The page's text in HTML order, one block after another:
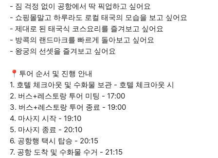
- 짐 걱정 없이 공항에서 딱 픽업하고 싶어요
- 쇼핑몰말고 하루라도 로컬 태국의 모습을 보고 싶어요
- 제대로 된 태국식 코스요리를 즐겨보고 싶어요
- 방콕의 랜드마크를 빠르게 돌아보고 싶어요
- 왕궁의 선셋을 즐겨보고 싶어요
📍투어 순서 및 진행 안내
1. 호텔 체크아웃 및 수화물 보관 - 호텔 체크아웃 시
2. 버스+레스토랑 투어 미팅 - 17:00
3. 버스+레스토랑 투어 종료 - 19:00
4. 마사지 시작 - 19:10
5. 마사지 종료 - 20:10
6. 공항행 택시 탑승 - 20:15
7. 공항 도착 및 수화물 수거 - 21:15